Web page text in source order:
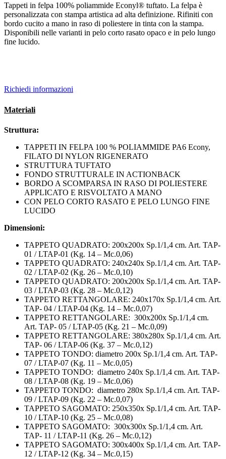
Tappeti in felpa 100% poliammide Econyl® tuftato. La felpa è
personalizzata con stampa artistica ad alta definizione. Rifiniti con
bordo cucito a mano in raso di poliestere in tinta con la stampa.
Disponibili nelle varianti in pelo corto rasato opaco e in pelo lungo
fine lucido.
Richiedi informazioni
Materiali
Struttura:
TAPPETI IN FELPA 100 % POLIAMMIDE PA6 Econy,
FILATO DI NYLON RIGENERATO
STRUTTURA TUFTATO
FONDO STRUTTURALE IN ACTIONBACK
BORDO A SCOMPARSA IN RASO DI POLIESTERE
APPLICATO E RISVOLTATO A MANO
CON PELO CORTO RASATO E PELO LUNGO FINE
LUCIDO
Dimensioni:
TAPPETO QUADRATO: 200x200x Sp.1/1,4 cm. Art. TAP-
01 / LTAP-01 (Kg. 14 – Mc.0,06)
TAPPETO QUADRATO: 240x240x Sp.1/1,4 cm. Art. TAP-
02 / LTAP-02 (Kg. 26 – Mc.0,10)
TAPPETO QUADRATO: 200x200x Sp.1/1,4 cm. Art. TAP-
03 / LTAP-03 (Kg. 28 – Mc.0,12)
TAPPETO RETTANGOLARE: 240x170x Sp.1/1,4 cm. Art.
TAP- 04 / LTAP-04 (Kg. 14 – Mc.0,07)
TAPPETO RETTANGOLARE: 300x200x Sp.1/1,4 cm.
Art. TAP- 05 / LTAP-05 (Kg. 21 – Mc.0,09)
TAPPETO RETTANGOLARE: 380x280x Sp.1/1,4 cm. Art.
TAP- 06 / LTAP-06 (Kg. 37 – Mc.0,12)
TAPPETO TONDO: diametro 200x Sp.1/1,4 cm. Art. TAP-
07 / LTAP-07 (Kg. 11 – Mc.0,05)
TAPPETO TONDO: diametro 240x Sp.1/1,4 cm. Art. TAP-
08 / LTAP-08 (Kg. 19 – Mc.0,06)
TAPPETO TONDO: diametro 280x Sp.1/1,4 cm. Art. TAP-
09 / LTAP-09 (Kg. 22 – Mc.0,07)
TAPPETO SAGOMATO: 250x350x Sp.1/1,4 cm. Art. TAP-
10 / LTAP-10 (Kg. 25 – Mc.0,08)
TAPPETO SAGOMATO: 300x300x Sp.1/1,4 cm. Art.
TAP- 11 / LTAP-11 (Kg. 26 – Mc.0,12)
TAPPETO SAGOMATO: 300x400x Sp.1/1,4 cm. Art. TAP-
12 / LTAP-12 (Kg. 34 – Mc.0,15)